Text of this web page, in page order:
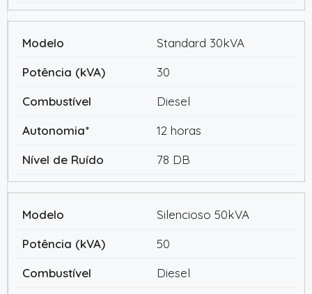
Standard 30kVA
30
Diesel
12 horas
78 DB
Silencioso 50kVA
50
Diesel